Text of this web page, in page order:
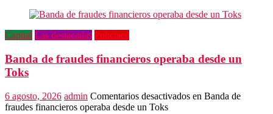
Capital Las destacadas Policiaca
Banda de fraudes financieros operaba desde un
Toks
6 agosto, 2026 admin Comentarios desactivados en Banda de
fraudes financieros operaba desde un Toks